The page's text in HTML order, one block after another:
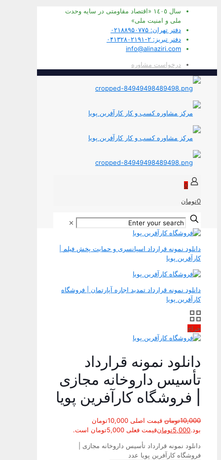
سال ١٤٠٥ «اقتصاد مقاومتی در سايه وحدت
ملی و امنيت ملی»
دفتر تهران: ۰۲۱۸۸۹۵۰۷۷۵
دفتر تبریز: ۲-۰۴۱۳۲۸۰۲۱۹۱
info@alinaziri.com
درخواست مشاوره
0
دانلود نمونه قرارداد اسپانسری و حمایت پخش فیلم |
کارآفرین پویا
دانلود نمونه قرارداد تمدید اجاره آپارتمان | فروشگاه
کارآفرین پویا
حراج
دانلود نمونه قرارداد
تأسیس داروخانه مجازی
| فروشگاه کارآفرین پویا
10,000تومان
قیمت اصلی 10,000تومان
بود.5,000تومانقیمت فعلی 5,000تومان است.
دانلود نمونه قرارداد تأسیس داروخانه مجازی |
فروشگاه کارآفرین پویا عدد